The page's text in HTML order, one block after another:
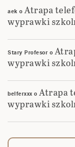
aek o Atrapa
wyprawki
Stary Profesor o
wyprawki
belferxxxo Atrapa
wyprawki